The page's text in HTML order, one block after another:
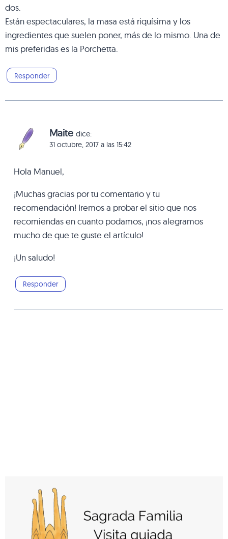
dos.
Están espectaculares, la masa está riquísima y los
ingredientes que suelen poner, más de lo mismo. Una de
mis preferidas es la Porchetta.
Responder
Maite dice:
31 octubre, 2017 a las 15:42
Hola Manuel,
¡Muchas gracias por tu comentario y tu
recomendación! Iremos a probar el sitio que nos
recomiendas en cuanto podamos, ¡nos alegramos
mucho de que te guste el artículo!
¡Un saludo!
Responder